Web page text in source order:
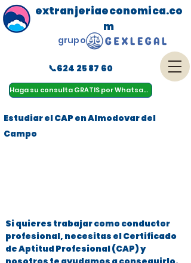
Haga su consulta GRATIS por Whatsapp
menu
extranjeriaeconomica.co
m
📞624 25 87 60
grupo
Estudiar el CAP en Almodovar del
Campo
Si quieres trabajar como conductor
profesional, necesitas el Certificado
de Aptitud Profesional (CAP) y